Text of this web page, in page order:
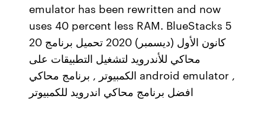
emulator has been rewritten and now
uses 40 percent less RAM. BlueStacks 5
20 كانون الأول (ديسمبر) 2020 تحميل برنامج
محاكي للأندرويد لتشغيل التطبيقات على
الكمبيوتر , برنامج محاكي android emulator ,